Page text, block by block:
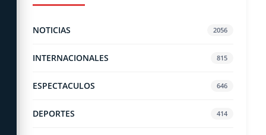
NOTICIAS 2056
INTERNACIONALES 815
ESPECTACULOS 646
DEPORTES 414